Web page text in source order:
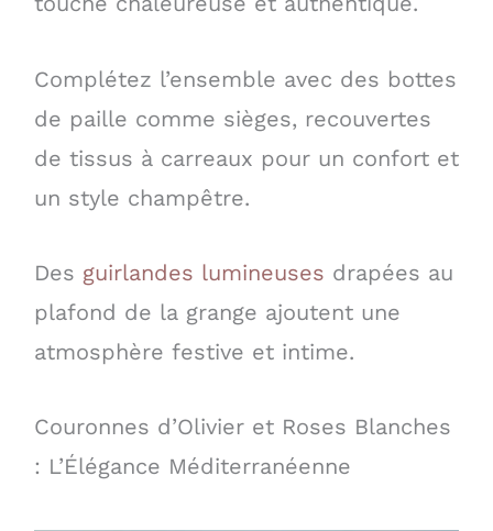
Complétez l’ensemble avec des bottes
de paille comme sièges, recouvertes
de tissus à carreaux pour un confort et
un style champêtre.
Des guirlandes lumineuses drapées au
plafond de la grange ajoutent une
atmosphère festive et intime.
Couronnes d’Olivier et Roses Blanches
: L’Élégance Méditerranéenne